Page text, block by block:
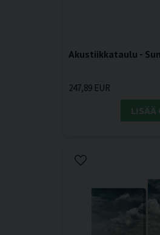
Akustiikkataulu -
247,89 EUR
LISÄÄ